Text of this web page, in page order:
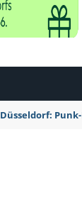
Düsseldorf: